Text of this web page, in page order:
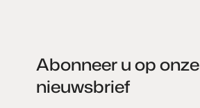
Abonneer u op onze
nieuwsbrief